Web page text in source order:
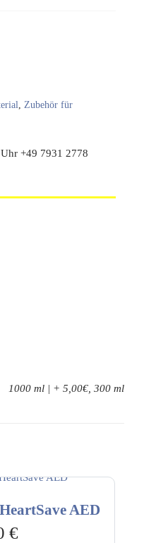
, Zubehör für
+49 7931 2778
1000 ml | + 5,00€, 300 ml
AED
€